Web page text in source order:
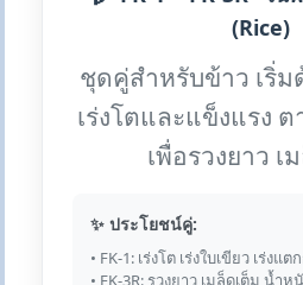
(Rice)
ชุดคู่สำหรับข้าว เริ่ม
เร่งโตและแข็งแรง
เพื่อรวงยาว เ
✨ ประโยชน์คู่:
• FK-1: เร่งโต เร่งใบเขียว เร่งแต